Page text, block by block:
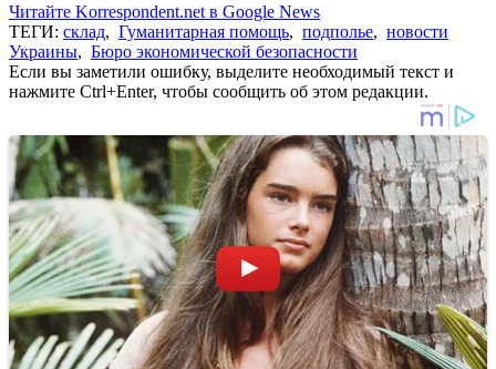
Читайте Korrespondent.net в Google News
ТЕГИ: склад, Гуманитарная помощь, подполье, новости
Украины, Бюро экономической безопасности
Если вы заметили ошибку, выделите необходимый текст и
нажмите Ctrl+Enter, чтобы сообщить об этом редакции.